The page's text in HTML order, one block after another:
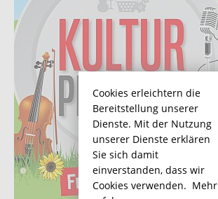
Cookies erleichtern die
Bereitstellung unserer
Dienste. Mit der Nutzung
unserer Dienste erklären
Sie sich damit
einverstanden, dass wir
Cookies verwenden. Mehr